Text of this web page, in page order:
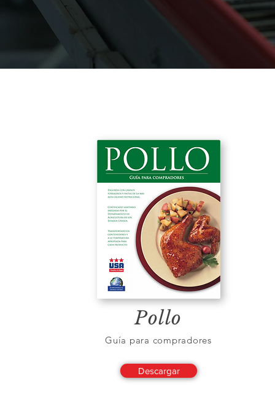
Pollo
Guía para compradores
Descargar